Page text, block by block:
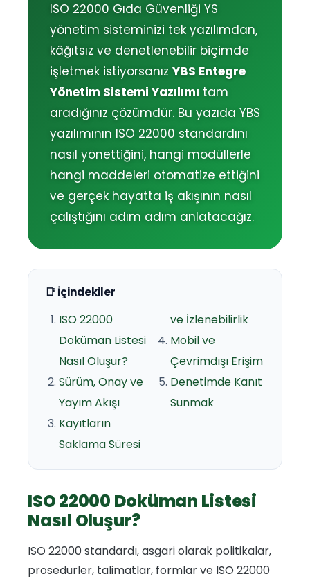
ISO 22000 Gıda Güvenliği YS
yönetim sisteminizi tek yazılımdan,
kâğıtsız ve denetlenebilir biçimde
işletmek istiyorsanız YBS Entegre
Yönetim Sistemi Yazılımı tam
aradığınız çözümdür. Bu yazıda YBS
yazılımının ISO 22000 standardını
nasıl yönettiğini, hangi modüllerle
hangi maddeleri otomatize ettiğini
ve gerçek hayatta iş akışının nasıl
çalıştığını adım adım anlatacağız.
📑 İçindekiler
ISO 22000
Doküman Listesi
Nasıl Oluşur?
Sürüm, Onay ve
Yayım Akışı
Kayıtların
Saklama Süresi
ve İzlenebilirlik
Mobil ve
Çevrimdışı Erişim
Denetimde Kanıt
Sunmak
ISO 22000 Doküman Listesi
Nasıl Oluşur?
ISO 22000 standardı, asgari olarak politikalar,
prosedürler, talimatlar, formlar ve ISO 22000